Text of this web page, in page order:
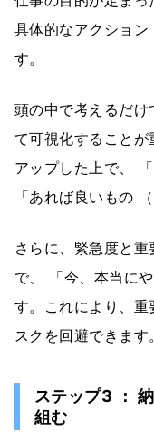
具体的なアクショ
す。
頭の中で考えるだ
て可視化することが
アップした上で、
「あれば良いもの
さらに、緊急度と
で、 「今、本当に
す。これにより、重
スクを回避できます。
ステップ3 ：
組む